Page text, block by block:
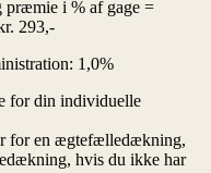
1,0%
for din individuelle
for en ægtefælledækning,
hvis du ikke har